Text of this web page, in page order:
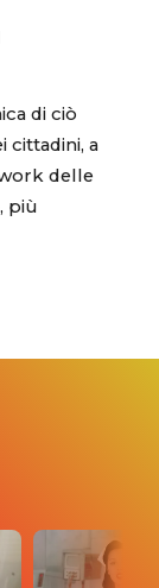
di ciò
cittadini, a
delle
più